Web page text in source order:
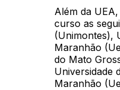
Além da
curso as
(Unimontes),
Maranhão
do Mato
Universidade
Maranhão